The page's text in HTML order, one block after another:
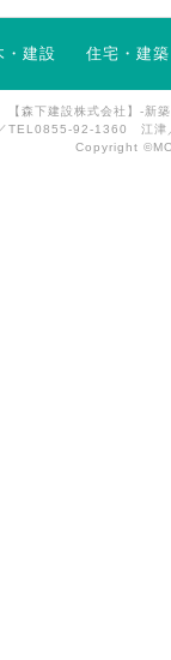
・建設 住宅・建築
【森下建設株式会社】-
TEL0855-92-1360 江
Copyright